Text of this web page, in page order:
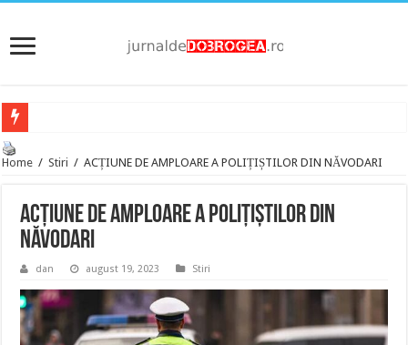
Home / Stiri / ACȚIUNE DE AMPLOARE A POLIȚIȘTILOR DIN NĂVODARI
ACȚIUNE DE AMPLOARE A POLIȚIȘTILOR DIN
NĂVODARI
dan august 19, 2023 Stiri